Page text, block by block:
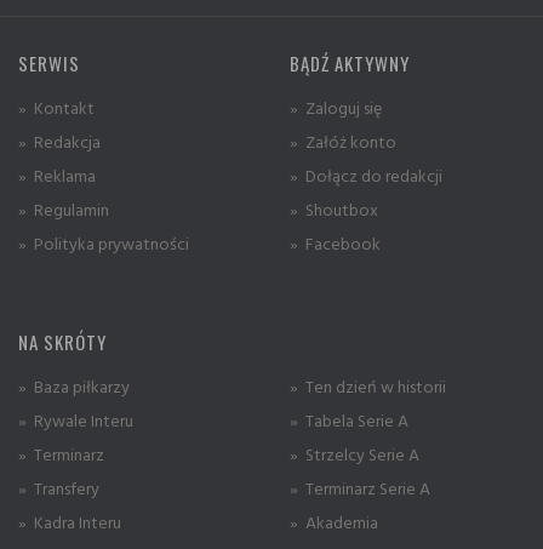
SERWIS
» Kontakt
» Redakcja
» Reklama
» Regulamin
» Polityka prywatności
BĄDŹ AKTYWNY
» Zaloguj się
» Załóż konto
» Dołącz do redakcji
» Shoutbox
» Facebook
NA SKRÓTY
» Baza piłkarzy
» Rywale Interu
» Terminarz
» Transfery
» Kadra Interu
» Ten dzień w historii
» Tabela Serie A
» Strzelcy Serie A
» Terminarz Serie A
» Akademia